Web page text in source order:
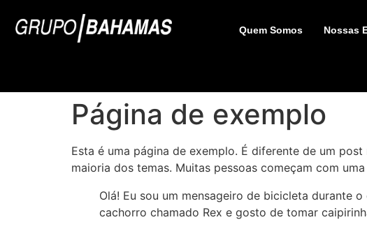
Quem Somos Nossas
Página de exemplo
Esta é uma página de exemplo. É diferente de um
maioria dos temas. Muitas pessoas começam com
Olá! Eu sou um mensageiro de bicicleta durante
cachorro chamado Rex e gosto de tomar